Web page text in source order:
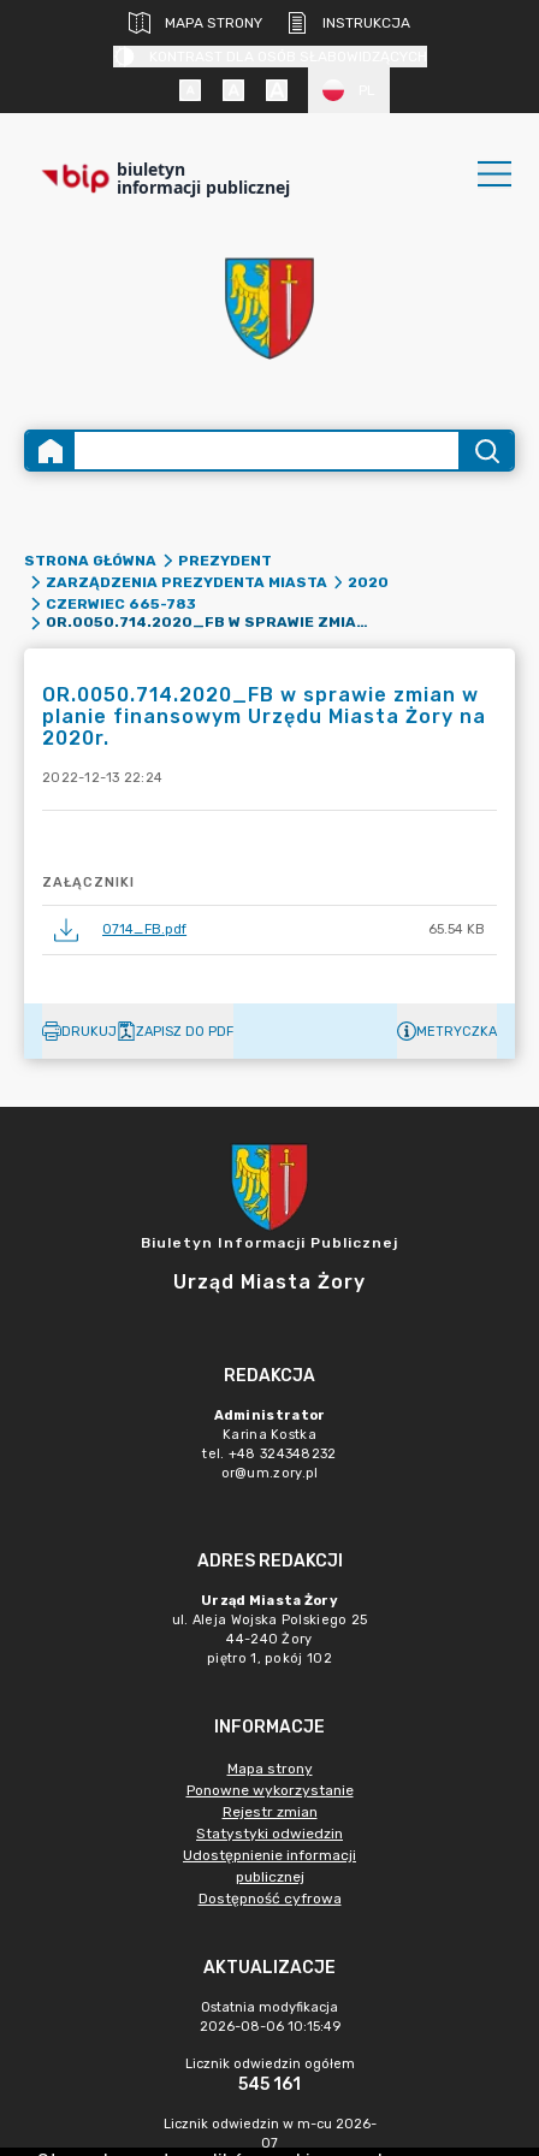
MAPA STRONY
INSTRUKCJA
biuletyn
informacji publicznej
STRONA GŁÓWNA
PREZYDENT
ZARZĄDZENIA PREZYDENTA MIASTA
2020
CZERWIEC 665-783
OR.0050.714.2020_FB W SPRAWIE ZMIAN W PLANIE FINANSOWYM URZĘDU MIASTA ŻORY NA 2020R.
OR.0050.714.2020_FB w sprawie zmian w
planie finansowym Urzędu Miasta Żory na
2020r.
2022-12-13 22:24
ZAŁĄCZNIKI
0714_FB.pdf 65.54 KB
DRUKUJ ZAPISZ DO PDF METRYCZKA
Biuletyn Informacji Publicznej
Urząd Miasta Żory
REDAKCJA
Administrator
Karina Kostka
tel. +48 324348232
or@um.zory.pl
ADRES REDAKCJI
Urząd Miasta Żory
ul. Aleja Wojska Polskiego 25
44-240 Żory
piętro 1, pokój 102
INFORMACJE
Mapa strony
Ponowne wykorzystanie
Rejestr zmian
Statystyki odwiedzin
Udostępnienie informacji
publicznej
Dostępność cyfrowa
AKTUALIZACJE
Ostatnia modyfikacja
2026-08-06 10:15:49
Licznik odwiedzin ogółem
545 161
Licznik odwiedzin w m-cu 2026-
07